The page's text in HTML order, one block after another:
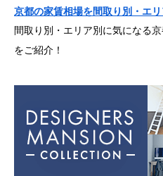
京都の家賃相場を間取り別・エリ
間取り別・エリア別に気になる
をご紹介！